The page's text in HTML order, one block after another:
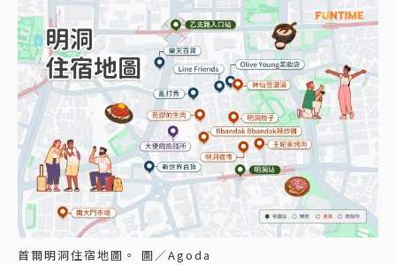
首爾明洞住宿地圖。 圖／Agoda